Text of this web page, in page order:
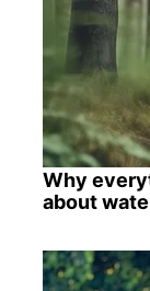
Why
about